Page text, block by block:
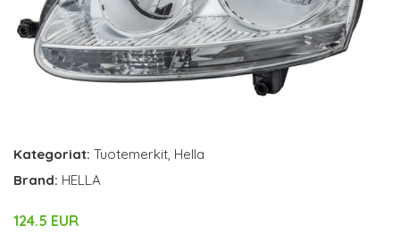
Kategoriat: Tuotemerkit Hella
Brand: HELLA
124.5 EUR